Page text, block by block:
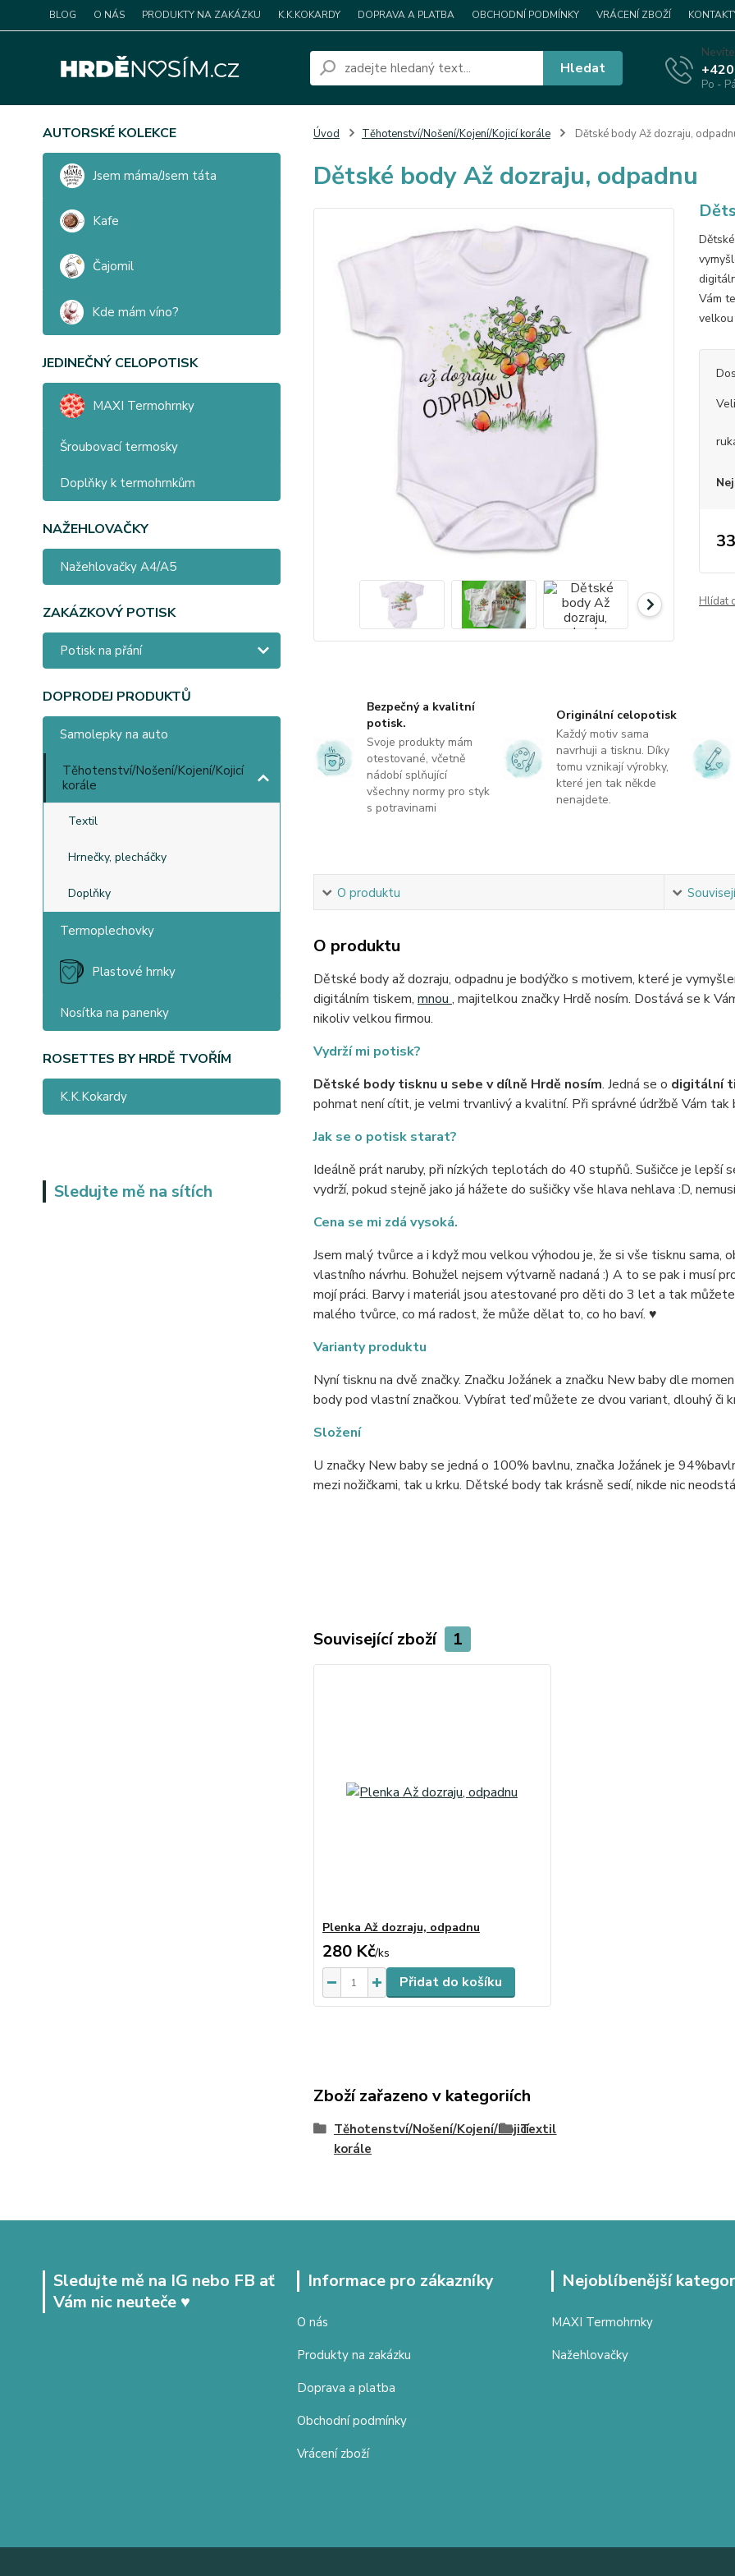
BLOG O NÁS PRODUKTY NA ZAKÁZKU K.K.KOKARDY DOPRAVA A PLATBA OBCHODNÍ PODMÍNKY VRÁCENÍ ZBOŽÍ
Hledat
Po -
AUTORSKÉ KOLEKCE
Jsem máma/Jsem táta
Kafe
Čajomil
Kde mám víno?
JEDINEČNÝ CELOPOTISK
MAXI Termohrnky
Šroubovací termosky
Doplňky k termohrnkům
NAŽEHLOVAČKY
Nažehlovačky A4/A5
ZAKÁZKOVÝ POTISK
Potisk na přání
DOPRODEJ PRODUKTŮ
Samolepky na auto
Těhotenství/Nošení/Kojení/Kojicí
korále
Textil
Hrnečky, plecháčky
Doplňky
Termoplechovky
Plastové hrnky
Nosítka na panenky
ROSETTES BY HRDĚ TVOŘÍM
K.K.Kokardy
Sledujte mě na sítích
Úvod Těhotenství/Nošení/Kojení/Kojicí korále Dětské body Až dozraju,
Dětské body Až dozraju, odpadnu
Vám
Hlídat
Bezpečný a kvalitní
potisk.
Svoje produkty mám
otestované, včetně
nádobí splňující
všechny normy pro styk
s potravinami
Originální celopotisk
Každý motiv sama
navrhuji a tisknu. Díky
tomu vznikají výrobky,
které jen tak někde
nenajdete.
O produktu
O produktu
Dětské body až dozraju, odpadnu je bodýčko s motivem, které je
digitálním tiskem, mnou, majitelkou značky Hrdě nosím. Dostává se k
nikoliv velkou firmou.
Vydrží mi potisk?
Dětské body tisknu u sebe v dílně Hrdě nosím. Jedná se o digitální
pohmat není cítit, je velmi trvanlivý a kvalitní. Při správné údržbě Vám
Jak se o potisk starat?
Ideálně prát naruby, při nízkých teplotách do 40 stupňů. Sušičce je
vydrží, pokud stejně jako já hážete do sušičky vše hlava nehlava :D,
Cena se mi zdá vysoká.
Jsem malý tvůrce a i když mou velkou výhodou je, že si vše tisknu
vlastního návrhu. Bohužel nejsem výtvarně nadaná :) A to se pak i musí
mojí práci. Barvy i materiál jsou atestované pro děti do 3 let a tak
malého tvůrce, co má radost, že může dělat to, co ho baví. ♥
Varianty produktu
Nyní tisknu na dvě značky. Značku Jožánek a značku New baby dle
body pod vlastní značkou. Vybírat teď můžete ze dvou variant, dlouhý či
Složení
U značky New baby se jedná o 100% bavlnu, značka Jožánek je
mezi nožičkami, tak u krku. Dětské body tak krásně sedí, nikde nic
Související zboží 1
Plenka Až dozraju, odpadnu
280 Kč/ks
Přidat do košíku
Zboží zařazeno v kategoriích
Těhotenství/Nošení/Kojení/Kojicí
korále
Textil
Sledujte mě na IG nebo FB ať
Vám nic neuteče ♥
Informace pro zákazníky
O nás
Produkty na zakázku
Doprava a platba
Obchodní podmínky
Vrácení zboží
Nejoblíbenější
MAXI Termohrnky
Nažehlovačky